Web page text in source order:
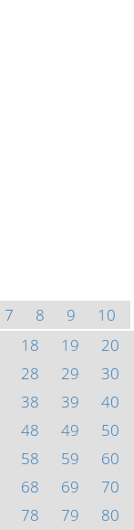
7 8 9
10
18 19
20
28 29
30
38 39
40
48 49
50
58 59
60
68 69
70
78 79
80